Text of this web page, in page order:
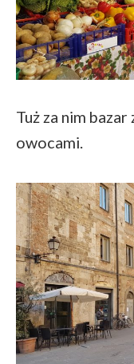
Tuż za nim
owocami.